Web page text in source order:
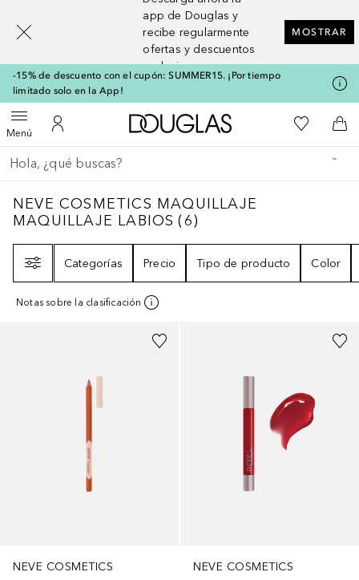
app de Douglas y
recibe regularmente
ofertas y descuentos
exclusivos
MOSTRAR
-15% de descuento con el cupón: SUMMER15. ¡Por tiempo
limitado solo en la App!
MenúAbrir menúMi cuenta
A Douglas HomeMi lista de
A
Regresar
Ejecutar búsqueda
NEVE COSMETICS MAQUILLAJE
NEVE COSMETICS MAQUILLAJE
MAQUILLAJE LABIOS (6)
Categorías
Precio Tipo de producto Color
Notas sobre la clasificación
NEVE COSMETICS
NEVE COSMETICS
[navigation.slideout.screenreader]